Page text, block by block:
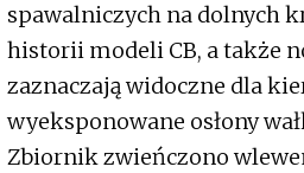
spawalniczych na dolnych
historii modeli CB, a także
zaznaczają widoczne dla
wyeksponowane osłony
Zbiornik zwieńczono